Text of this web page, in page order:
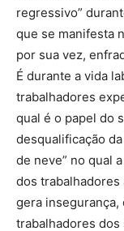
regressivo”
que se manifesta
por sua vez,
É durante a vida
trabalhadores
qual é o papel do
desqualificação
de neve” no qual
dos trabalhadores
gera insegurança,
trabalhadores dos